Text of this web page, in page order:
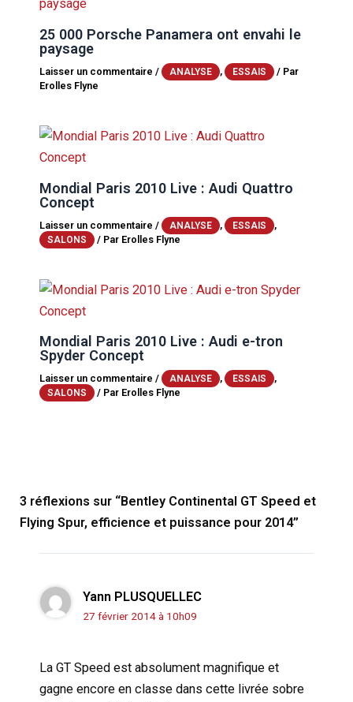
25 000 Porsche Panamera ont envahi le
paysage
Laisser un commentaire / ANALYSE , ESSAIS
/ Par
Erolles Flyne
Mondial Paris 2010 Live : Audi Quattro
Concept
Laisser un commentaire / ANALYSE , ESSAIS ,
SALONS / Par Erolles Flyne
Mondial Paris 2010 Live : Audi e-tron
Spyder Concept
Laisser un commentaire / ANALYSE , ESSAIS ,
SALONS / Par Erolles Flyne
3 réflexions sur “Bentley Continental GT Speed et
Flying Spur, efficience et puissance pour 2014”
Yann PLUSQUELLEC
27 février 2014 à 10h09
La GT Speed est absolument magnifique et
gagne encore en classe dans cette livrée sobre